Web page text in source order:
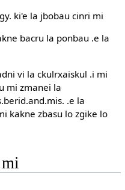
ki'e la jbobau cinri mi
bacru la ponbau .e la
vi la ckulrxaiskul .i mi
mi zmanei la
.e la
kakne zbasu lo zgike lo